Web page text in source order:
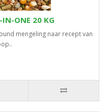
IN-ONE 20 KG
mengeling naar recept van